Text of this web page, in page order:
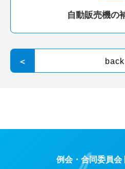
自動販売機の
＜ back
例会・合同委員会